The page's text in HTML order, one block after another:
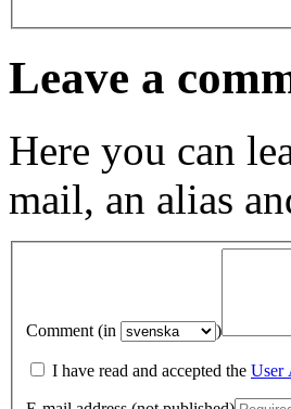
Leave a
Here you can
mail, an alias
Comment (in )
I have read and accepted the User